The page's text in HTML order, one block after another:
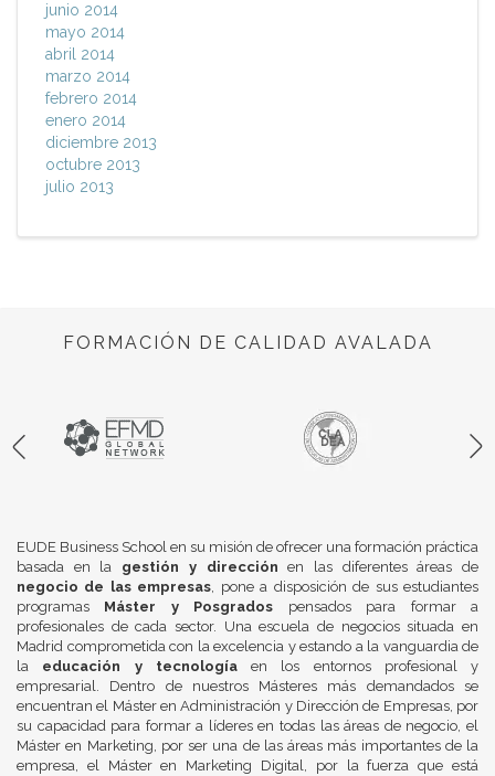
junio 2014
mayo 2014
abril 2014
marzo 2014
febrero 2014
enero 2014
diciembre 2013
octubre 2013
julio 2013
FORMACIÓN DE CALIDAD AVALADA
EUDE Business School en su misión de ofrecer una formación práctica
basada en la gestión y dirección en las diferentes áreas de
negocio de las empresas, pone a disposición de sus estudiantes
programas Máster y Posgrados pensados para formar a
profesionales de cada sector. Una escuela de negocios situada en
Madrid comprometida con la excelencia y estando a la vanguardia de
la educación y tecnologíaen los entornos profesional y
empresarial. Dentro de nuestros Másteres más demandados se
encuentran el Máster en Administración y Dirección de Empresas, por
su capacidad para formar a líderes en todas las áreas de negocio, el
Máster en Marketing, por ser una de las áreas más importantes de la
empresa, el Máster en Marketing Digital, por la fuerza que está